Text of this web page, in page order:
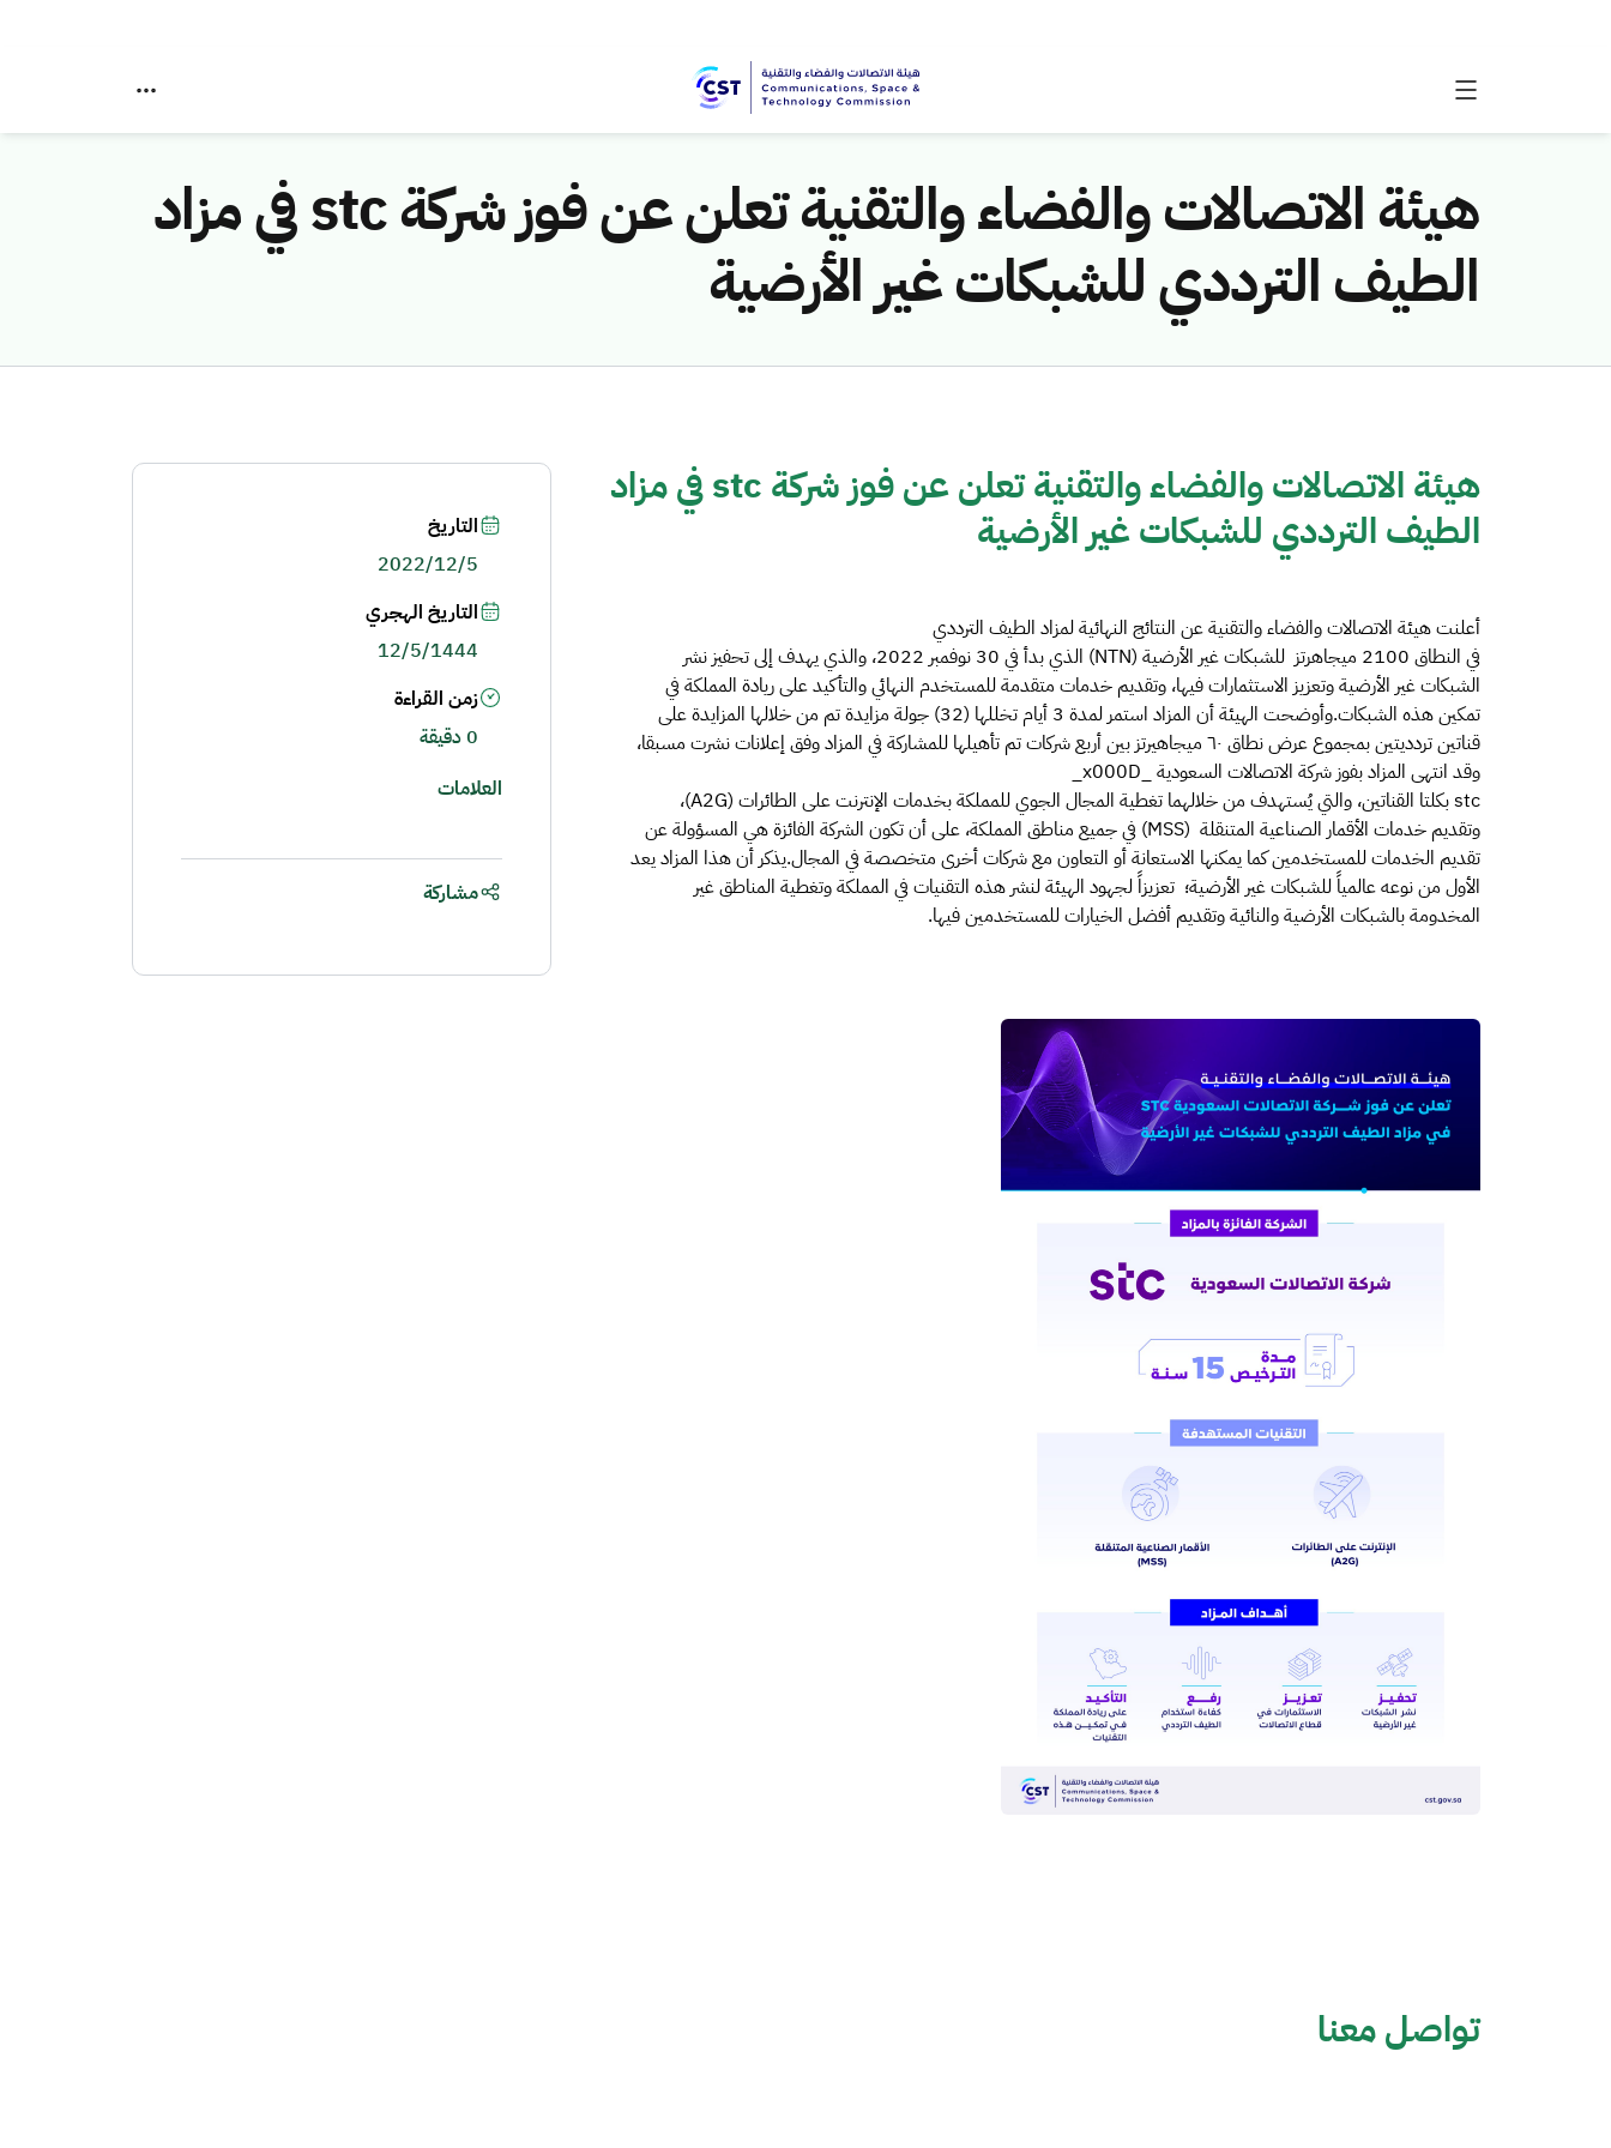
هيئة الاتصالات والفضاء والتقنية تعلن عن فوز شركة stc في مزاد
الطيف الترددي للشبكات غير الأرضية
هيئة الاتصالات والفضاء والتقنية تعلن عن فوز شركة stc في مزاد
الطيف الترددي للشبكات غير الأرضية
أعلنت هيئة الاتصالات والفضاء والتقنية عن النتائج النهائية لمزاد الطيف الترددي
في النطاق 2100 ميجاهرتز للشبكات غير الأرضية (NTN) الذي بدأ في 30 نوفمبر 2022، والذي يهدف إلى تحفيز نشر
الشبكات غير الأرضية وتعزيز الاستثمارات فيها، وتقديم خدمات متقدمة للمستخدم النهائي والتأكيد على ريادة المملكة في
تمكين هذه الشبكات.وأوضحت الهيئة أن المزاد استمر لمدة 3 أيام تخللها (32) جولة مزايدة تم من خلالها المزايدة على
قناتين تردديتين بمجموع عرض نطاق ٦٠ ميجاهيرتز بين أربع شركات تم تأهيلها للمشاركة في المزاد وفق إعلانات نشرت مسبقا،
وقد انتهى المزاد بفوز شركة الاتصالات السعودية _x000D_
stc بكلتا القناتين، والتي يُستهدف من خلالهما تغطية المجال الجوي للمملكة بخدمات الإنترنت على الطائرات (A2G)،
وتقديم خدمات الأقمار الصناعية المتنقلة (MSS) في جميع مناطق المملكة، على أن تكون الشركة الفائزة هي المسؤولة عن
تقديم الخدمات للمستخدمين كما يمكنها الاستعانة أو التعاون مع شركات أخرى متخصصة في المجال.يذكر أن هذا المزاد يعد
الأول من نوعه عالمياً للشبكات غير الأرضية؛ تعزيزاً لجهود الهيئة لنشر هذه التقنيات في المملكة وتغطية المناطق غير
المخدومة بالشبكات الأرضية والنائية وتقديم أفضل الخيارات للمستخدمين فيها.
التاريخ
2022/12/5
التاريخ الهجري
12/5/1444
زمن القراءة
0 دقيقة
العلامات
مشاركة
تواصل معنا